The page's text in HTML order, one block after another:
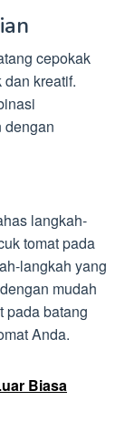
cepokak
kreatif.
dengan
langkah-
tomat pada
langkah yang
mudah
pada batang
Anda.
Biasa